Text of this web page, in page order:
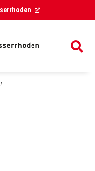
(External Link)